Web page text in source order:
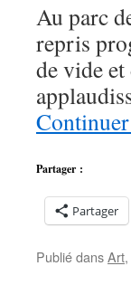
Au parc
repris
de vide
Partager :
Partager
Publié dansArt,